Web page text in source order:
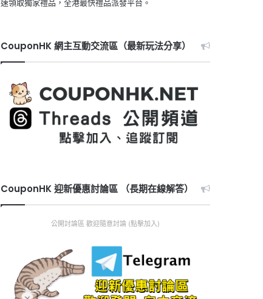
速領取獨家禮品，全港最快禮品派發平台。
CouponHK 網主互動交流區（最新玩法分享）
CouponHK 迎新優惠討論區 （長期在線解答）
公開討論區 歡迎隨意討論 (點擊加入)